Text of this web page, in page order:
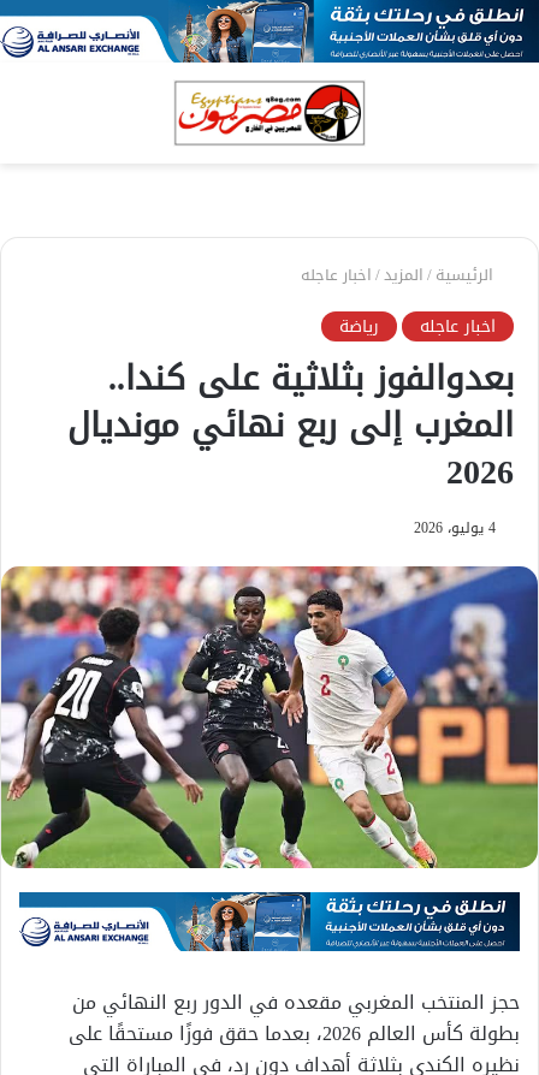
الرئيسية/المزيد/اخبار عاجله
اخبار عاجله رياضة
بعدوالفوز بثلاثية على كندا..
المغرب إلى ربع نهائي مونديال
2026
4 يوليو، 2026
حجز المنتخب المغربي مقعده في الدور ربع النهائي من
بطولة كأس العالم 2026، بعدما حقق فوزًا مستحقًا على
نظيره الكندي بثلاثة أهداف دون رد، في المباراة التي